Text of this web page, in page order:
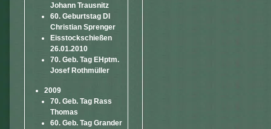
Johann Trausnitz
60. Geburtstag DI
Christian Sprenger
Eisstockschießen
26.01.2010
70. Geb. Tag EHptm.
Josef Rothmüller
2009
70. Geb. Tag Rass
Thomas
60. Geb. Tag Grander